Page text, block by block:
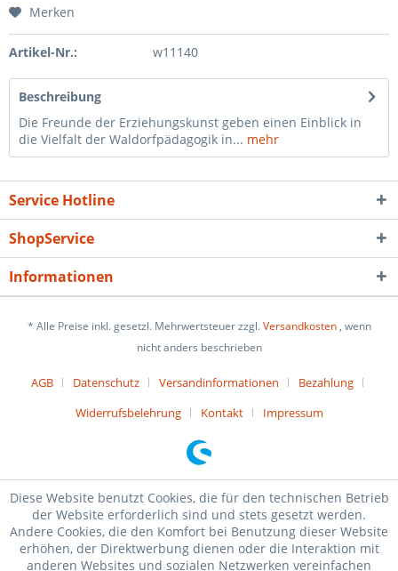
Merken
Artikel-Nr.: w11140
Beschreibung
Die Freunde der Erziehungskunst geben einen Einblick in
die Vielfalt der Waldorfpädagogik in... mehr
Service Hotline
ShopService
Informationen
* Alle Preise inkl. gesetzl. Mehrwertsteuer zzgl.Versandkosten, wenn
nicht anders beschrieben
AGB Datenschutz Versandinformationen
Bezahlung
Widerrufsbelehrung
Kontakt Impressum
Diese Website benutzt Cookies, die für den technischen Betrieb
der Website erforderlich sind und stets gesetzt werden.
Andere Cookies, die den Komfort bei Benutzung dieser Website
erhöhen, der Direktwerbung dienen oder die Interaktion mit
anderen Websites und sozialen Netzwerken vereinfachen